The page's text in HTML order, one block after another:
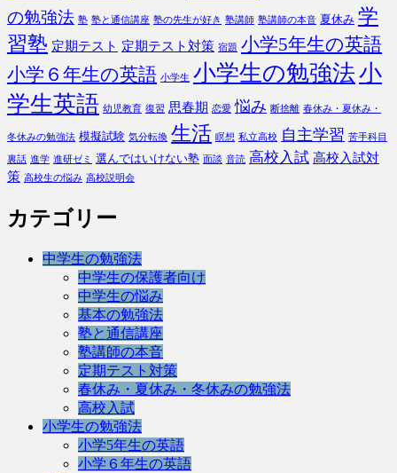
の勉強法 塾 塾と通信講座 塾の先生が好き 塾講師 塾講師の本音 夏休み 学
習塾 定期テスト 定期テスト対策 宿題 小学5年生の英語
小学６年生の英語 小学生 小学生の勉強法小
学生英語 幼児教育 復習 思春期 恋愛 悩み 断捨離 春休み・夏休み・
冬休みの勉強法 模擬試験 気分転換 生活 瞑想 私立高校 自主学習 苦手科目
裏話 進学 進研ゼミ 選んではいけない塾 面談 音読 高校入試 高校入試対
策 高校生の悩み 高校説明会
カテゴリー
中学生の勉強法
中学生の保護者向け
中学生の悩み
基本の勉強法
塾と通信講座
塾講師の本音
定期テスト対策
春休み・夏休み・冬休みの勉強法
高校入試
小学生の勉強法
小学5年生の英語
小学６年生の英語